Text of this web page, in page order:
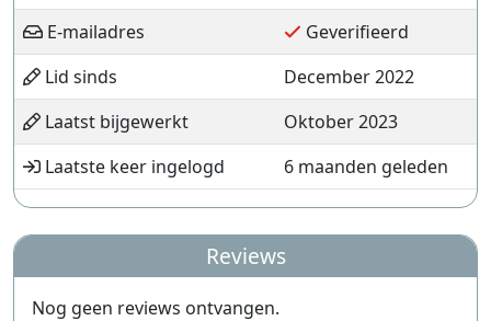
E-mailadres
Geverifieerd
Lid sinds
December 2022
Laatst bijgewerkt
Oktober 2023
Laatste keer ingelogd
6 maanden geleden
Reviews
Nog geen reviews ontvangen.